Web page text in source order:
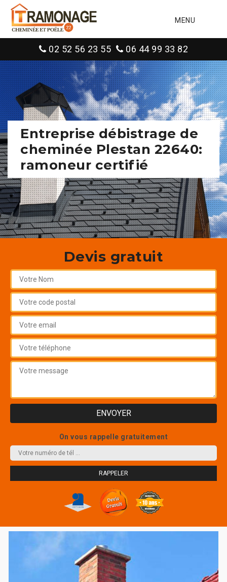
MENU
02 52 56 23 55 06 44 99 33 82
Entreprise débistrage de
cheminée Plestan 22640:
ramoneur certifié
Devis gratuit
On vous rappelle gratuitement